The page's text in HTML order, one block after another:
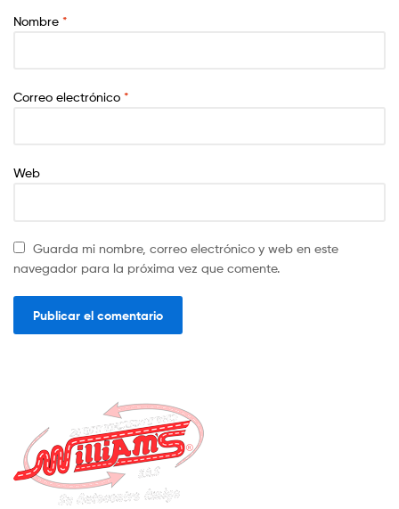
Nombre *
Correo electrónico *
Web
Guarda mi nombre, correo electrónico y web en este
navegador para la próxima vez que comente.